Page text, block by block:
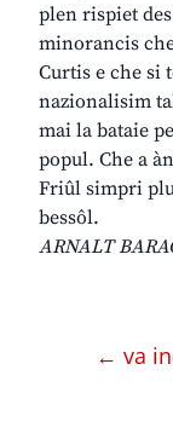
plen rispiet
minorancis
Curtis e che si
nazionalisim
mai la bataie
popul. Che a
Friûl simpri
bessôl.
ARNALT
← va